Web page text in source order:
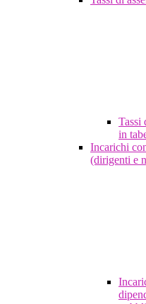
Tassi
in
Incarichi
(dirigenti e